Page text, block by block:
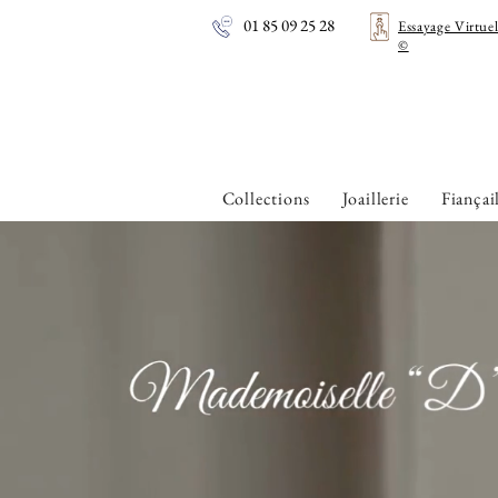
01 85 09 25 28
Essayage Virtuel
©
Collections Joaillerie